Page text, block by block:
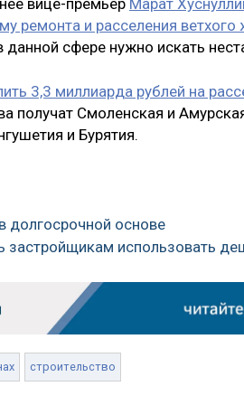
ремонта и расселения ветхого
сфере нужно искать
3,3 миллиарда рублей на
получат Смоленская и
и Бурятия.
долгосрочной основе
застройщикам использовать
строительство